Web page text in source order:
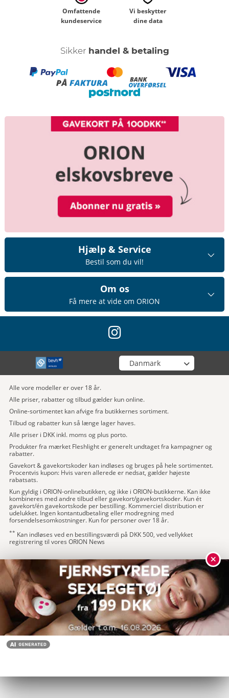
Omfattende
kundeservice
Vi beskytter
dine data
Sikker handel & betaling
Hjælp & Service
Bestil som du vil!
Om os
Få mere at vide om ORION
instagram
Vælg din butik
Alle vore modeller er over 18 år.
Alle priser, rabatter og tilbud gælder kun online.
Online-sortimentet kan afvige fra butikkernes sortiment.
Tilbud og rabatter kun så længe lager haves.
Alle priser i DKK inkl. moms og plus porto.
Produkter fra mærket Fleshlight er generelt undtaget fra kampagner og
rabatter.
Gavekort & gavekortskoder kan indløses og bruges på hele sortimentet.
Procentvis kupon: Hvis varen allerede er nedsat, gælder højeste
rabatsats.
Kun gyldig i ORION-onlinebutikken, og ikke i ORION-butikkerne. Kan ikke
kombineres med andre tilbud eller gavekort/gavekortskoder. Kun ét
gavekort/én gavekortskode per bestilling. Kommerciel distribution er
udelukket. Ingen kontantudbetaling eller modregning med
forsendelsesomkostninger. Kun for personer over 18 år.
** Kan indløses ved en bestillingsværdi på DKK 500, ved vellykket
registrering til vores ORION News